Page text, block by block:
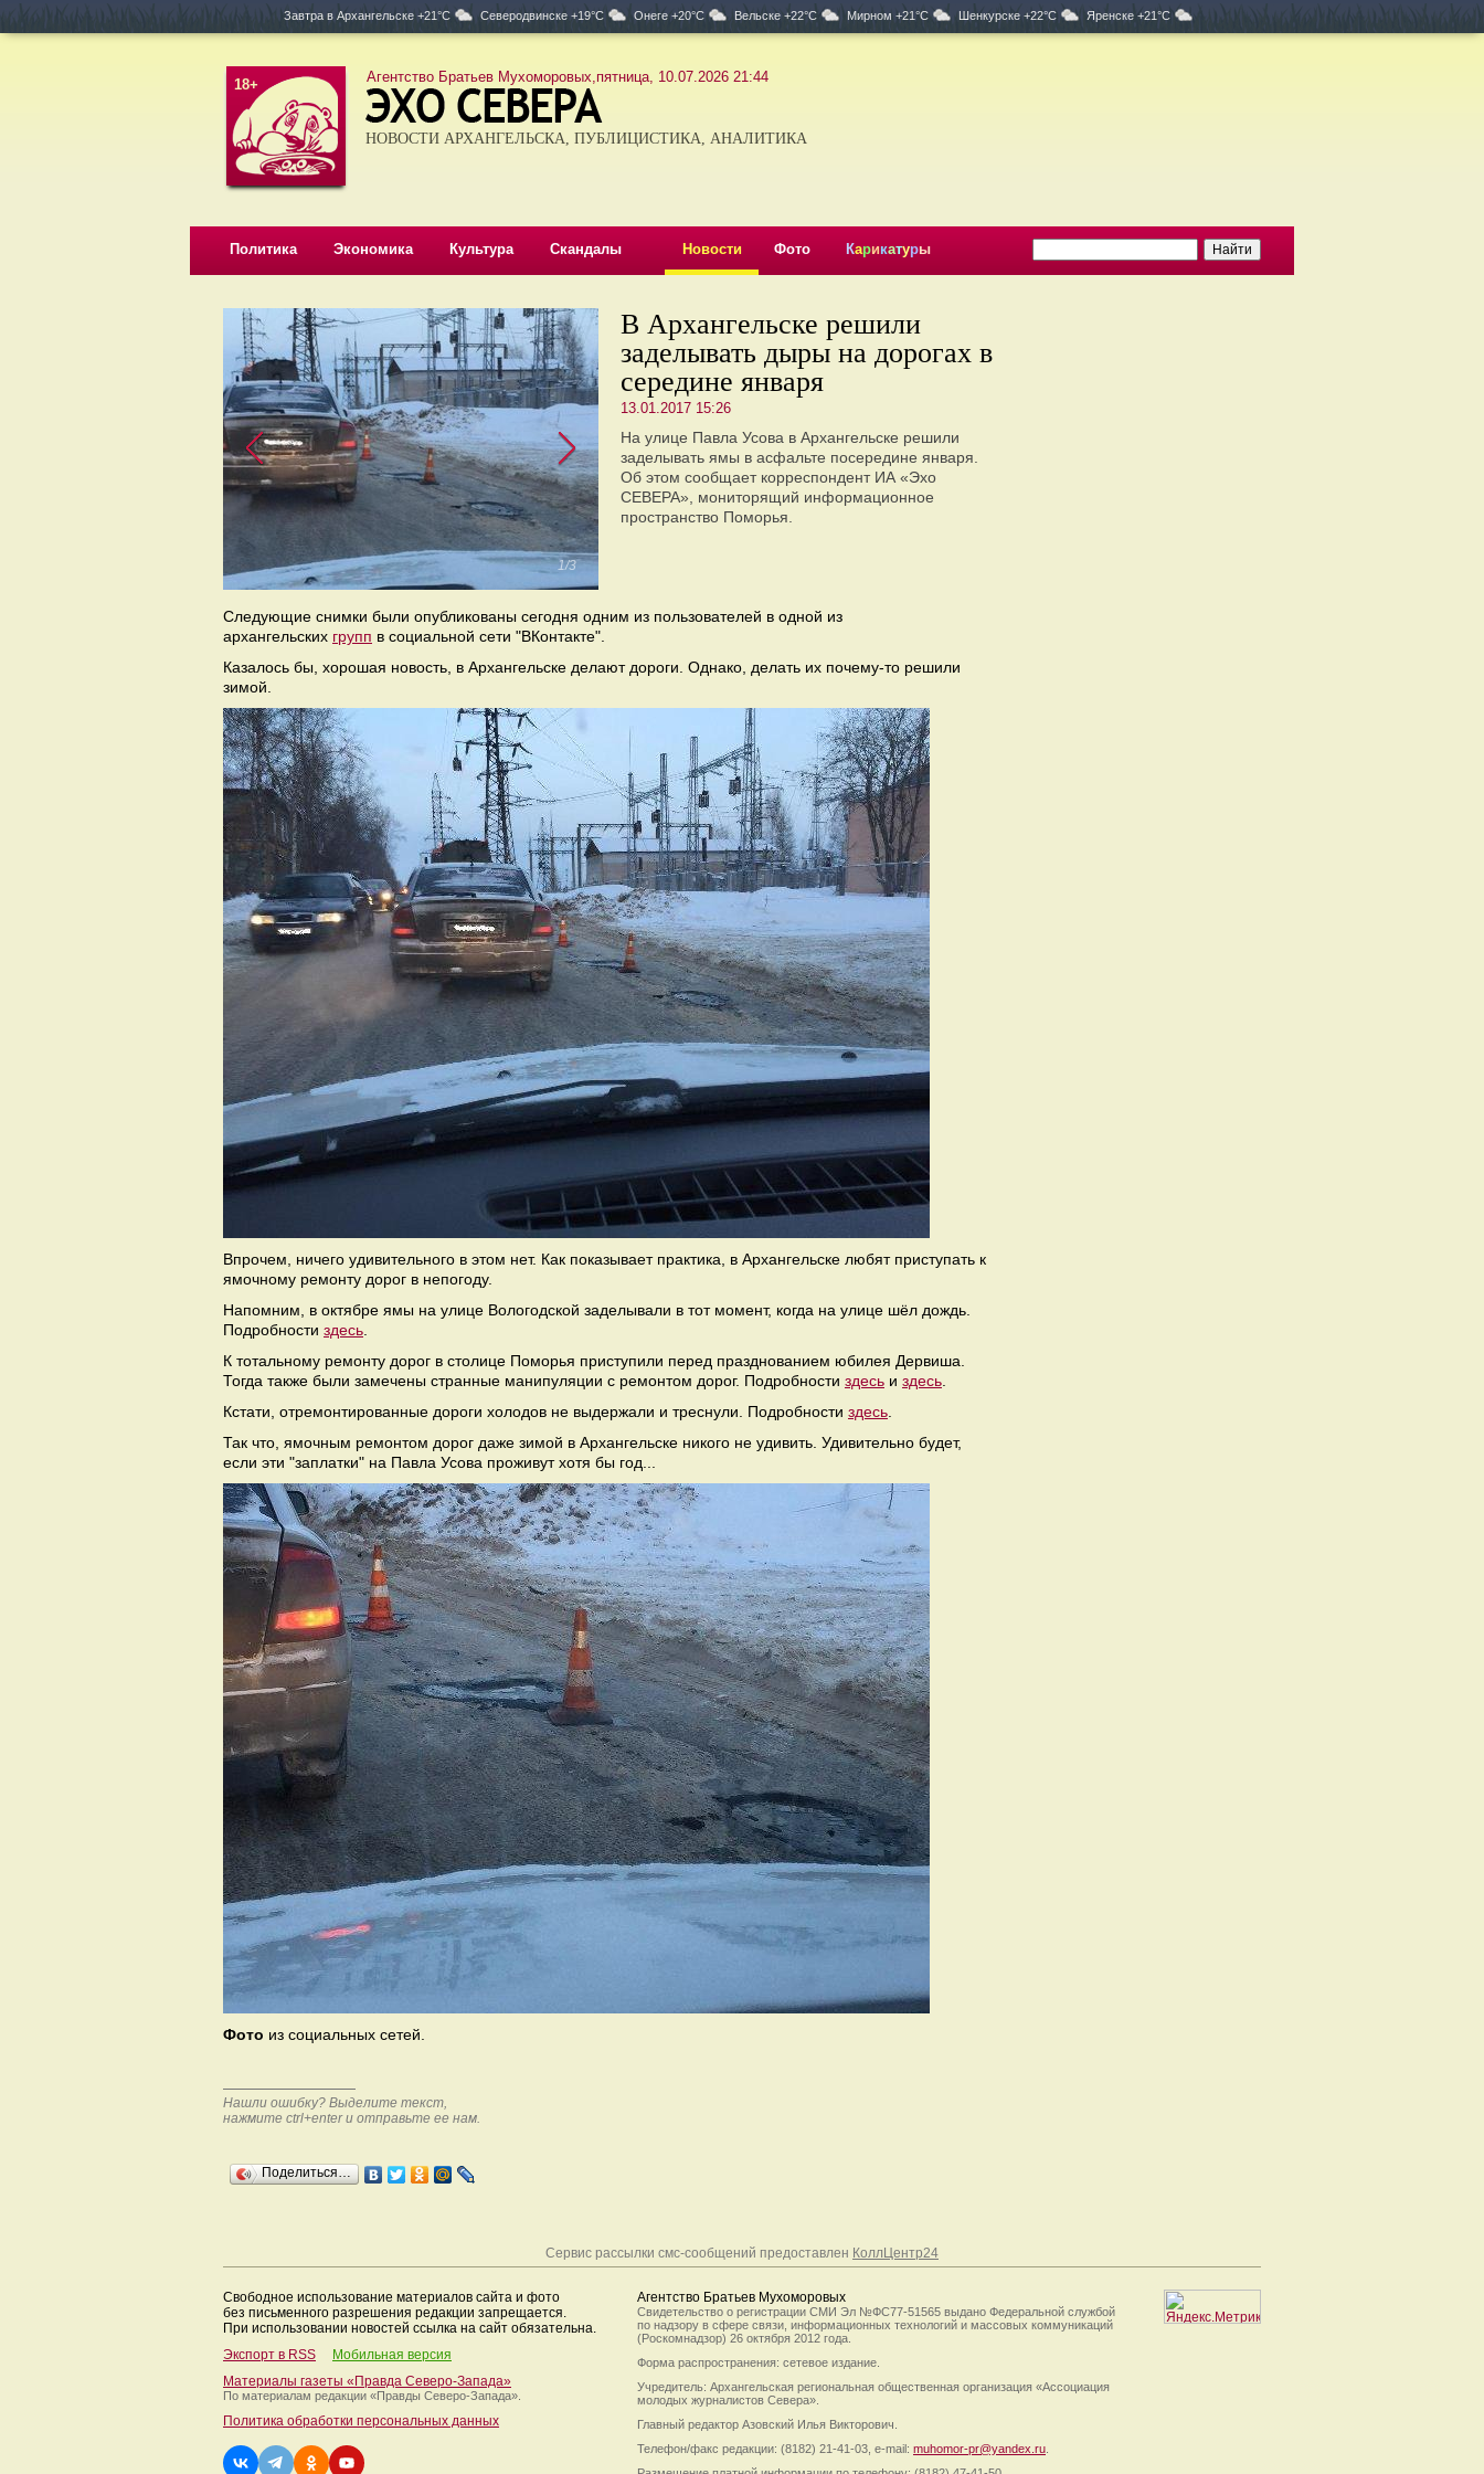
Завтра в Архангельске +21°C Северодвинске +19°C Онеге +20°C Вельске +22°C Мирном +21°C Шенкурске +22°C Яренске +21°C
18+ Агентство Братьев Мухоморовых,пятница, 10.07.2026 21:44
НОВОСТИ АРХАНГЕЛЬСКА, ПУБЛИЦИСТИКА, АНАЛИТИКА
Политика Экономика Культура Скандалы Новости Фото Карикатуры
1/3
В Архангельске решили
заделывать дыры на дорогах в
середине января
13.01.2017 15:26
На улице Павла Усова в Архангельске решили
заделывать ямы в асфальте посередине января.
Об этом сообщает корреспондент ИА «Эхо
СЕВЕРА», мониторящий информационное
пространство Поморья.
Следующие снимки были опубликованы сегодня одним из пользователей в одной из
архангельских групп в социальной сети "ВКонтакте".
Казалось бы, хорошая новость, в Архангельске делают дороги. Однако, делать их почему-то решили
зимой.
Впрочем, ничего удивительного в этом нет. Как показывает практика, в Архангельске любят приступать к
ямочному ремонту дорог в непогоду.
Напомним, в октябре ямы на улице Вологодской заделывали в тот момент, когда на улице шёл дождь.
Подробности здесь
К тотальному ремонту дорог в столице Поморья приступили перед празднованием юбилея Дервиша.
Тогда также были замечены странные манипуляции с ремонтом дорог. Подробности здесь и здесь
Кстати, отремонтированные дороги холодов не выдержали и треснули. Подробности здесь
Так что, ямочным ремонтом дорог даже зимой в Архангельске никого не удивить. Удивительно будет,
если эти "заплатки" на Павла Усова проживут хотя бы год...
Фото из социальных сетей.
Нашли ошибку? Выделите текст,
нажмите ctrl+enter и отправьте ее нам.
Поделиться…
Сервис рассылки смс-сообщений предоставлен КоллЦентр24
Свободное использование материалов сайта и фото
без письменного разрешения редакции запрещается.
При использовании новостей ссылка на сайт обязательна.
Экспорт в RSS
Мобильная версия
Материалы газеты «Правда Северо-Запада»
По материалам редакции «Правды Северо-Запада».
Политика обработки персональных данных
Агентство Братьев Мухоморовых
Свидетельство о регистрации СМИ Эл №ФС77-51565 выдано Федеральной службой
по надзору в сфере связи, информационных технологий и массовых коммуникаций
(Роскомнадзор) 26 октября 2012 года.
Форма распространения: сетевое издание.
Учредитель: Архангельская региональная общественная организация «Ассоциация
молодых журналистов Севера».
Главный редактор Азовский Илья Викторович.
Телефон/факс редакции: (8182) 21-41-03, e-mail: muhomor-pr@yandex.ru